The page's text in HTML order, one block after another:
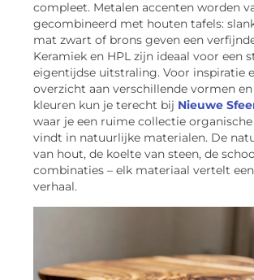
compleet. Metalen accenten worden
gecombineerd met houten tafels:
mat zwart of brons geven een
Keramiek en HPL zijn ideaal voor een
eigentijdse uitstraling. Voor inspiratie
overzicht aan verschillende vormen
kleuren kun je terecht bij Nieuwe
waar je een ruime collectie
vindt in natuurlijke materialen. De
van hout, de koelte van steen, de
combinaties – elk materiaal vertelt
verhaal.